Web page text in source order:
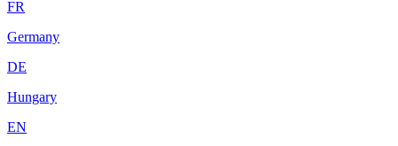
FR
Germany
DE
Hungary
EN